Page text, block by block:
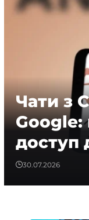
Чати з
Google:
доступ
30.07.2026